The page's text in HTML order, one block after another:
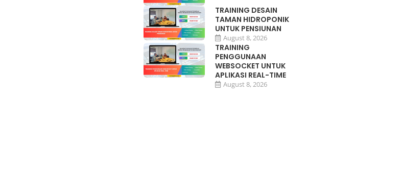
TRAINING DESAIN
TAMAN HIDROPONIK
UNTUK PENSIUNAN
August 8, 2026
TRAINING
PENGGUNAAN
WEBSOCKET UNTUK
APLIKASI REAL-TIME
August 8, 2026